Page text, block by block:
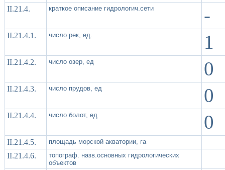
II.21.4. краткое описание гидрологич.сети -
II.21.4.1. число рек, ед. 1
II.21.4.2. число озер, ед 0
II.21.4.3. число прудов, ед 0
II.21.4.4. число болот, ед 0
II.21.4.5. площадь морской акватории, га
II.21.4.6.
топограф. назв.основных гидрологических
объектов